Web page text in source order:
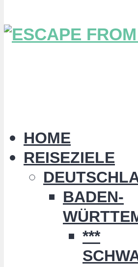
HOME
REISEZIELE
BADEN-
***